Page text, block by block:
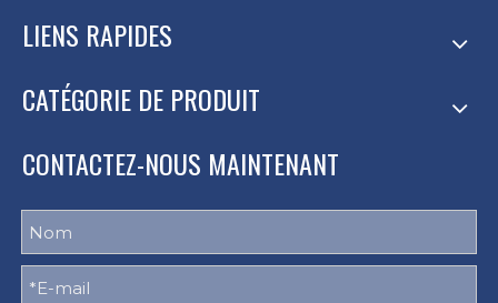
LIENS RAPIDES
CATÉGORIE DE PRODUIT
CONTACTEZ-NOUS MAINTENANT